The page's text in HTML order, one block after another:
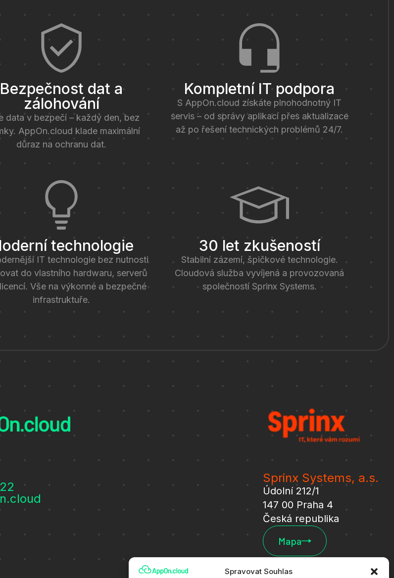
Spravovat Souhlas
Bezpečnost dat a
zálohování
data v bezpečí – každý den, bez
AppOn.cloud klade maximální
důraz na ochranu dat.
Kompletní IT podpora
S AppOn.cloud získáte plnohodnotný IT
servis – od správy aplikací přes aktualizace
až po řešení technických problémů 24/7.
technologie
IT technologie bez nutnosti
do vlastního hardwaru, serverů
Vše na výkonné a bezpečné
infrastruktuře.
30 let zkušeností
Stabilní zázemí, špičkové technologie.
Cloudová služba vyvíjená a provozovaná
společností Sprinx Systems.
Sprinx Systems, a.s.
Údolní 212/1
147 00 Praha 4
Česká republika
Mapa